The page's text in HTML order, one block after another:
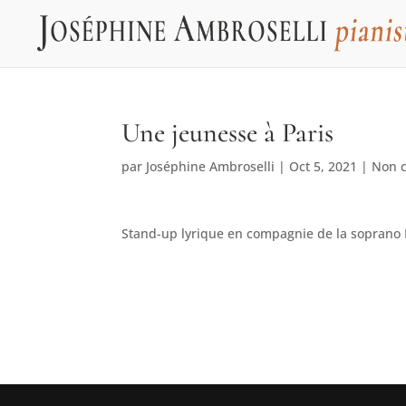
Une jeunesse à Paris
par Joséphine Ambroselli | Oct 5, 2021 | Non
Stand-up lyrique en compagnie de la soprano